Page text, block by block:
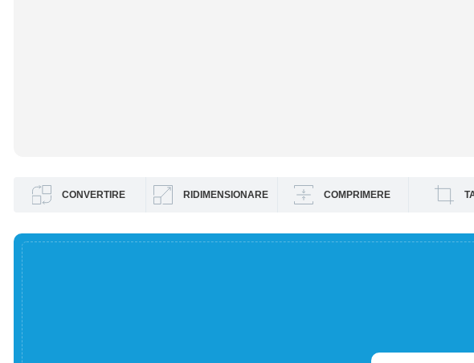
CONVERTIRE RIDIMENSIONARE COMPRIMERE